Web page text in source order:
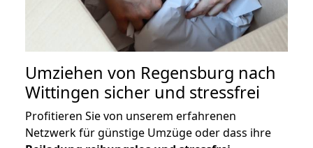
Umziehen von Regensburg nach
Wittingen sicher und stressfrei
Profitieren Sie von unserem erfahrenen
Netzwerk für günstige Umzüge oder dass ihre